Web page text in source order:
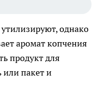
однако
аромат копчения
продукт для
или пакет и